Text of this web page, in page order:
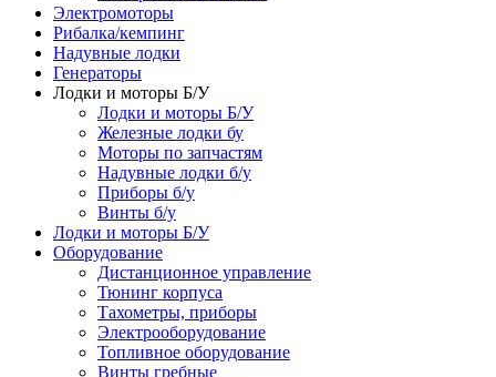
Электромоторы
Рибалка/кемпинг
Надувные лодки
Генераторы
Лодки и моторы Б/У
Лодки и моторы Б/У
Железные лодки бу
Моторы по запчастям
Надувные лодки б/у
Приборы б/у
Винты б/у
Лодки и моторы Б/У
Оборудование
Дистанционное управление
Тюнинг корпуса
Тахометры, приборы
Электрооборудование
Топливное оборудование
Винты гребные